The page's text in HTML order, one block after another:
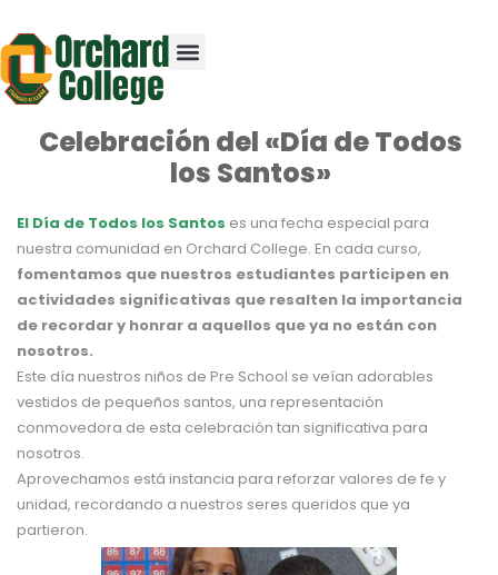
Celebración del «Día de Todos
los Santos»
El Día de Todos los Santos es una fecha especial para
nuestra comunidad en Orchard College. En cada curso,
fomentamos que nuestros estudiantes participen en
actividades significativas que resalten la importancia
de recordar y honrar a aquellos que ya no están con
nosotros.
Este día nuestros niños de Pre School se veían adorables
vestidos de pequeños santos, una representación
conmovedora de esta celebración tan significativa para
nosotros.
Aprovechamos está instancia para reforzar valores de fe y
unidad, recordando a nuestros seres queridos que ya
partieron.